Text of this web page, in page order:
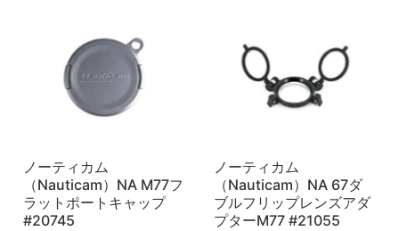
ノーティカム
（Nauticam）NA M77フ
ラットポートキャップ
#20745
ノーティカム
（Nauticam）NA 67ダ
ブルフリップレンズアダ
プターM77 #21055